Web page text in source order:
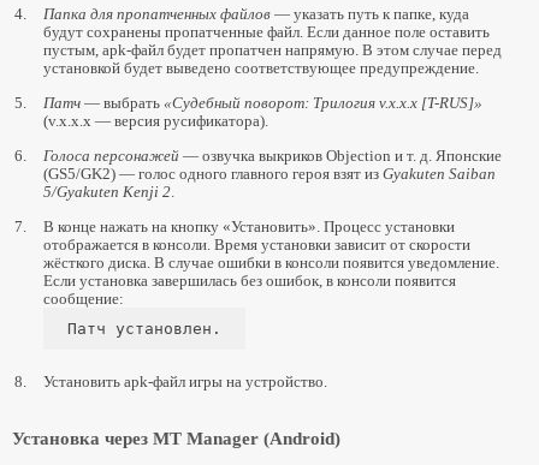
Перевод Ghost Trick (Steam)
Перевод Ghost Trick (Switch)
Прохождение Ghost Trick
Разбор имен в Ghost Trick
Сравнение игр
Сравнение Resident Evil
Сравнение Resident Evil 2
Сравнение Resident Evil 3: Nemesis
Сравнение Resident Evil Code: Veronica
Civilization II: Test of Time
4.
Папка для пропатченных файлов — указать путь к папке, куда
будут сохранены пропатченные файл. Если данное поле оставить
пустым, apk-файл будет пропатчен напрямую. В этом случае перед
установкой будет выведено соответствующее предупреждение.
5.
Патч — выбрать «Судебный поворот: Трилогия v.х.х.х [T-RUS]»
(v.х.х.х — версия русификатора).
6.
Голоса персонажей — озвучка выкриков Objection и т. д. Японские
(GS5/GK2) — голос одного главного героя взят из Gyakuten Saiban
5/Gyakuten Kenji 2
7.
В конце нажать на кнопку «Установить». Процесс установки
отображается в консоли. Время установки зависит от скорости
жёсткого диска. В случае ошибки в консоли появится уведомление.
Если установка завершилась без ошибок, в консоли появится
сообщение:
Патч установлен.
8. Установить apk-файл игры на устройство.
Установка через MT Manager (Android)